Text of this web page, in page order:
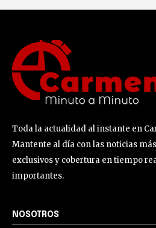
Toda la actualidad al instante en
Mantente al día con las noticias
exclusivos y cobertura en tiempo
importantes.
NOSOTROS